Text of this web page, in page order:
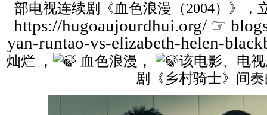
部电视连续剧《血色浪漫（2004）》，
https://hugoaujourdhui.org/☞
yan-runtao-vs-elizabeth-helen-
灿烂 ， 血色浪漫，
该电影、电
剧《乡村骑士》间